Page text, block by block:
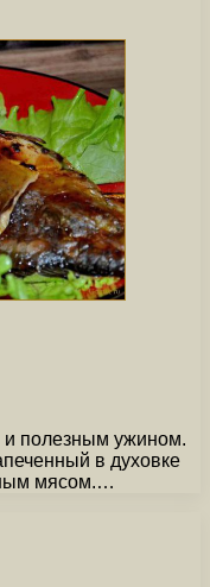
полезным ужином.
в духовке
мясом.…